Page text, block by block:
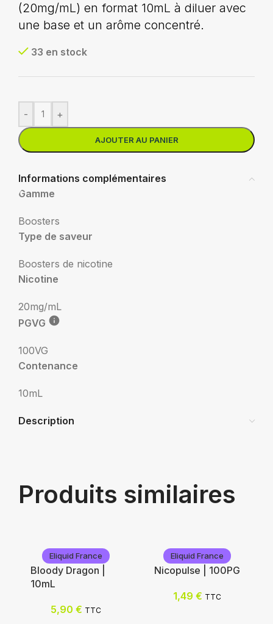
(20mg/mL) en format 10mL à diluer avec
une base et un arôme concentré.
33 en stock
- +
AJOUTER AU PANIER
Informations complémentaires
Gamme
Boosters
Type de saveur
Boosters de nicotine
Nicotine
20mg/mL
PGVG
100VG
Contenance
10mL
Description
Produits similaires
Eliquid France
Bloody Dragon |
10mL
5,90 € TTC
Eliquid France
Nicopulse | 100PG
1,49 € TTC